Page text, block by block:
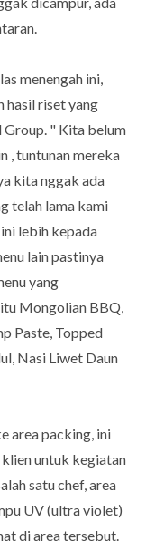
menengah ini,
hasil riset yang
Group. " Kita belum
, tuntunan mereka
kita nggak ada
telah lama kami
lebih kepada
lain pastinya
yang
Mongolian BBQ,
Paste, Topped
Nasi Liwet Daun
area packing, ini
untuk kegiatan
satu chef, area
UV (ultra violet)
di area tersebut.